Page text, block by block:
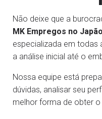
Não deixe que a
MK Empregos no Japão
especializada em todas
a análise inicial até o
Nossa equipe está
dúvidas, analisar seu
melhor forma de obter